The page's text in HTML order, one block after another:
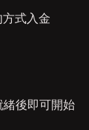
式入金
後即可開始